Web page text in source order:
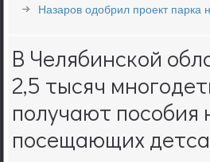
Назаров одобрил проект парка
В Челябинской
2,5 тысяч
получают пособия
посещающих